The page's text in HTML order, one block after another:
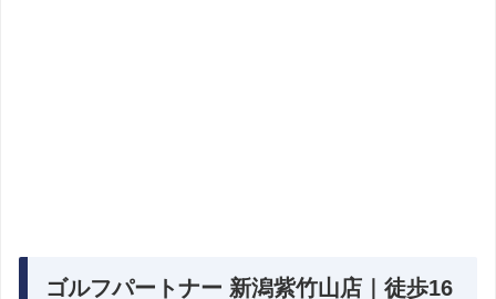
ゴルフパートナー 新潟紫竹山店｜徒歩16